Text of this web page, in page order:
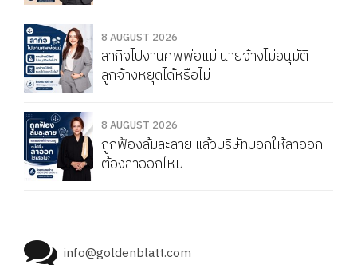
8 AUGUST 2026
ลากิจไปงานศพพ่อแม่ นายจ้างไม่อนุมัติ
ลูกจ้างหยุดได้หรือไม่
8 AUGUST 2026
ถูกฟ้องล้มละลาย แล้วบริษัทบอกให้ลาออก
ต้องลาออกไหม
info@goldenblatt.com